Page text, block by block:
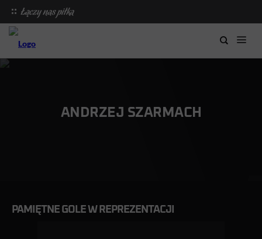
ANDRZEJ SZARMACH
PAMIĘTNE GOLE W REPREZENTACJI